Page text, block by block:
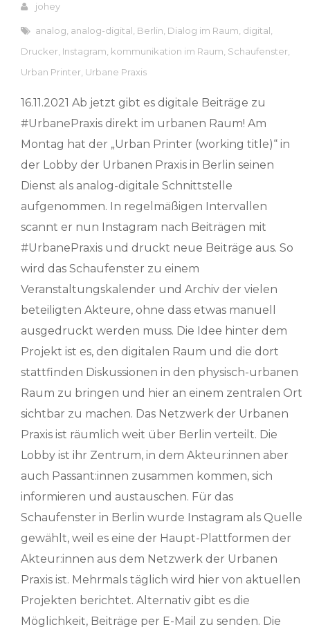
johey
analog analog-digital Berlin Dialog im Raum digital
Drucker Instagram kommunikation im Raum Schaufenster
Urban Printer Urbane Praxis
16.11.2021 Ab jetzt gibt es digitale Beiträge zu
#UrbanePraxis direkt im urbanen Raum! Am
Montag hat der „Urban Printer (working title)“ in
der Lobby der Urbanen Praxis in Berlin seinen
Dienst als analog-digitale Schnittstelle
aufgenommen. In regelmäßigen Intervallen
scannt er nun Instagram nach Beiträgen mit
#UrbanePraxis und druckt neue Beiträge aus. So
wird das Schaufenster zu einem
Veranstaltungskalender und Archiv der vielen
beteiligten Akteure, ohne dass etwas manuell
ausgedruckt werden muss. Die Idee hinter dem
Projekt ist es, den digitalen Raum und die dort
stattfinden Diskussionen in den physisch-urbanen
Raum zu bringen und hier an einem zentralen Ort
sichtbar zu machen. Das Netzwerk der Urbanen
Praxis ist räumlich weit über Berlin verteilt. Die
Lobby ist ihr Zentrum, in dem Akteur:innen aber
auch Passant:innen zusammen kommen, sich
informieren und austauschen. Für das
Schaufenster in Berlin wurde Instagram als Quelle
gewählt, weil es eine der Haupt-Plattformen der
Akteur:innen aus dem Netzwerk der Urbanen
Praxis ist. Mehrmals täglich wird hier von aktuellen
Projekten berichtet. Alternativ gibt es die
Möglichkeit, Beiträge per E-Mail zu senden. Die